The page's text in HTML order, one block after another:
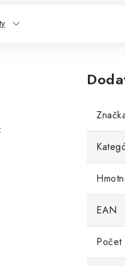
EAN
Počet